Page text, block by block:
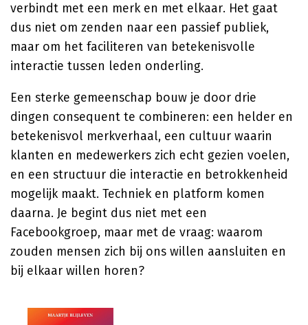
verbindt met een merk en met elkaar. Het gaat
dus niet om zenden naar een passief publiek,
maar om het faciliteren van betekenisvolle
interactie tussen leden onderling.
Een sterke gemeenschap bouw je door drie
dingen consequent te combineren: een helder en
betekenisvol merkverhaal, een cultuur waarin
klanten en medewerkers zich echt gezien voelen,
en een structuur die interactie en betrokkenheid
mogelijk maakt. Techniek en platform komen
daarna. Je begint dus niet met een
Facebookgroep, maar met de vraag: waarom
zouden mensen zich bij ons willen aansluiten en
bij elkaar willen horen?